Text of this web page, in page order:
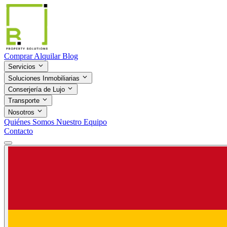
ComprarAlquilarBlog
Servicios
Soluciones Inmobiliarias
Conserjería de Lujo
Transporte
Nosotros
Quiénes Somos Nuestro Equipo
Contacto